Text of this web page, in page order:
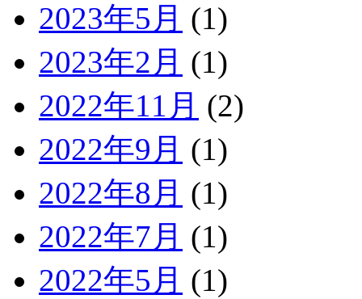
2023年5月 (1)
2023年2月 (1)
2022年11月 (2)
2022年9月 (1)
2022年8月 (1)
2022年7月 (1)
2022年5月 (1)